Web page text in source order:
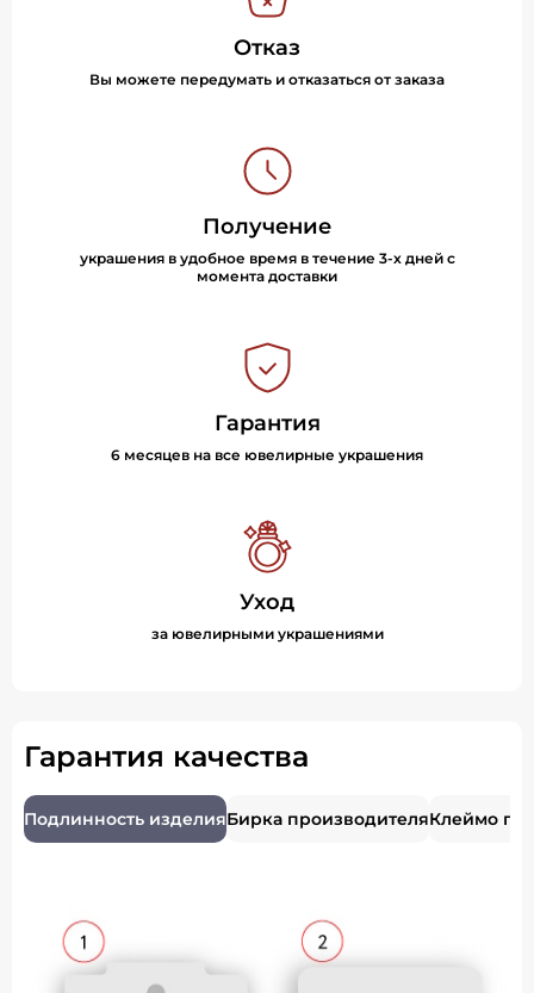
Отказ
Вы можете передумать и отказаться от заказа
Получение
украшения в удобное время в течение 3-х дней с
момента доставки
Гарантия
6 месяцев на все ювелирные украшения
Уход
за ювелирными украшениями
Гарантия качества
Подлинность изделияБирка производителяКлеймо